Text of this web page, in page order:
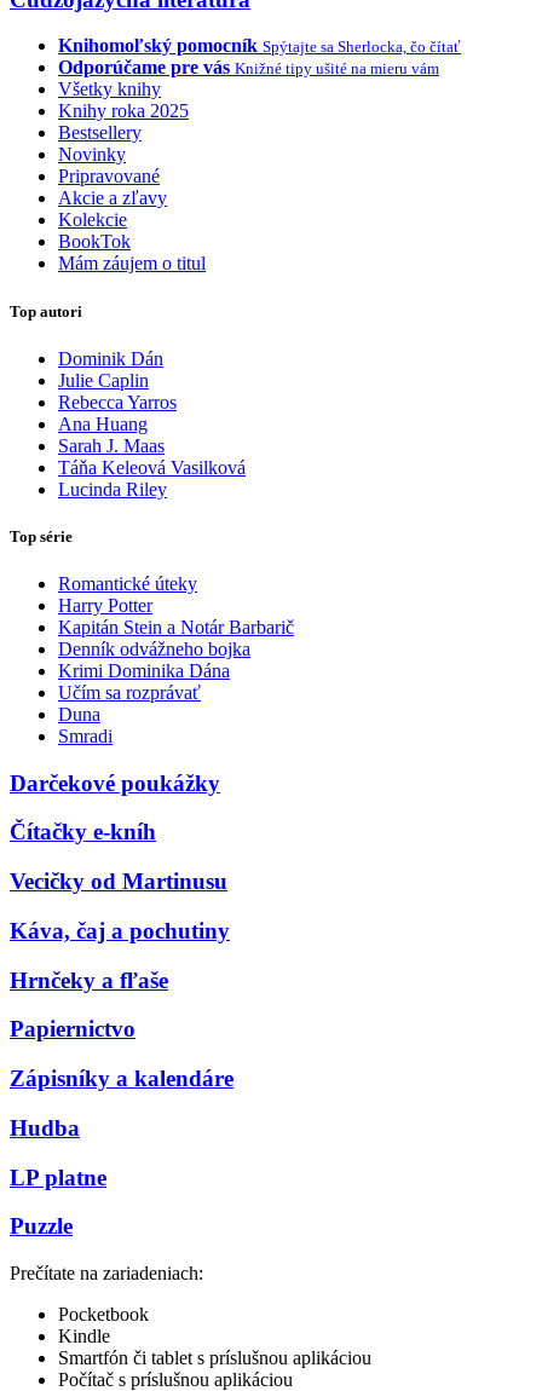
Knihomoľský pomocník Spýtajte sa Sherlocka, čo čítať
Odporúčame pre vás Knižné tipy ušité na mieru vám
Všetky knihy
Knihy roka 2025
Bestsellery
Novinky
Pripravované
Akcie a zľavy
Kolekcie
BookTok
Mám záujem o titul
Top autori
Dominik Dán
Julie Caplin
Rebecca Yarros
Ana Huang
Sarah J. Maas
Táňa Keleová Vasilková
Lucinda Riley
Top série
Romantické úteky
Harry Potter
Kapitán Stein a Notár Barbarič
Denník odvážneho bojka
Krimi Dominika Dána
Učím sa rozprávať
Duna
Smradi
Darčekové poukážky
Čítačky e-kníh
Vecičky od Martinusu
Káva, čaj a pochutiny
Hrnčeky a fľaše
Papiernictvo
Zápisníky a kalendáre
Hudba
LP platne
Puzzle
Prečítate na zariadeniach:
Pocketbook
Kindle
Smartfón či tablet s príslušnou aplikáciou
Počítač s príslušnou aplikáciou